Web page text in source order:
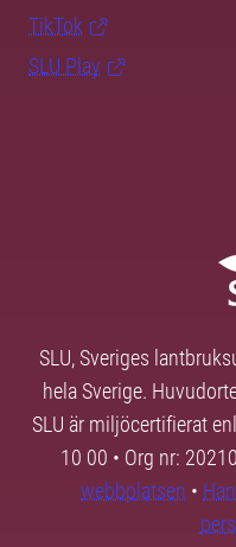
TikTok
SLU Play
SLU, Sveriges
hela Sverige.
SLU är miljöcertifierat
10 00 • Org nr:
webbplatsen •